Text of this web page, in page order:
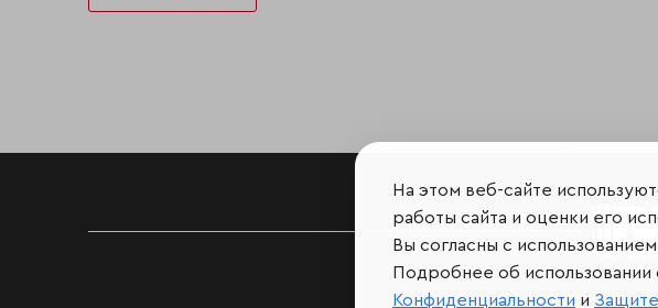
На этом веб-сайте
работы сайта и оценки его
Вы согласны с
Подробнее об
Конфиденциальности и